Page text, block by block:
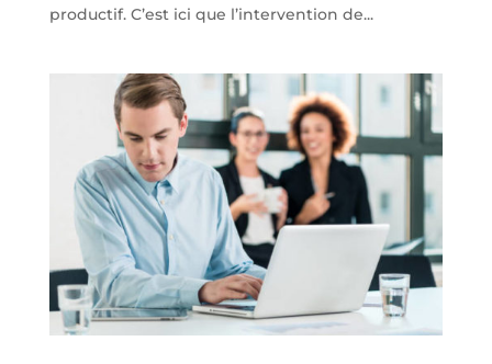
productif. C’est ici que l’intervention de...